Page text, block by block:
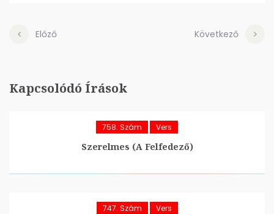
Előző Következő
Kapcsolódó Írások
758. Szám Vers
Szerelmes (A Felfedező)
747. Szám Vers